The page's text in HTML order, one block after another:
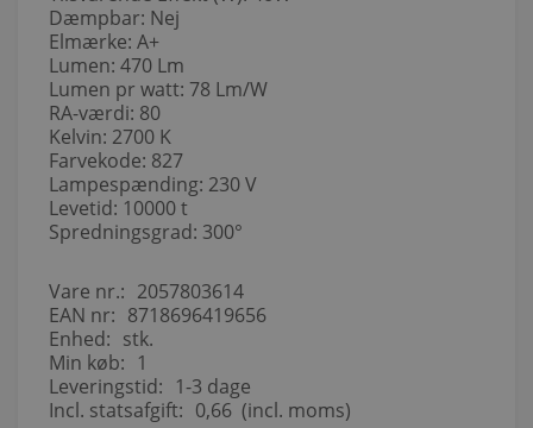
Dæmpbar: Nej
Elmærke: A+
Lumen: 470 Lm
Lumen pr watt: 78 Lm/W
RA-værdi: 80
Kelvin: 2700 K
Farvekode: 827
Lampespænding: 230 V
Levetid: 10000 t
Spredningsgrad: 300°
Vare nr.: 2057803614
EAN nr: 8718696419656
Enhed: stk.
Min køb: 1
Leveringstid: 1-3 dage
Incl. statsafgift: 0,66 (incl. moms)